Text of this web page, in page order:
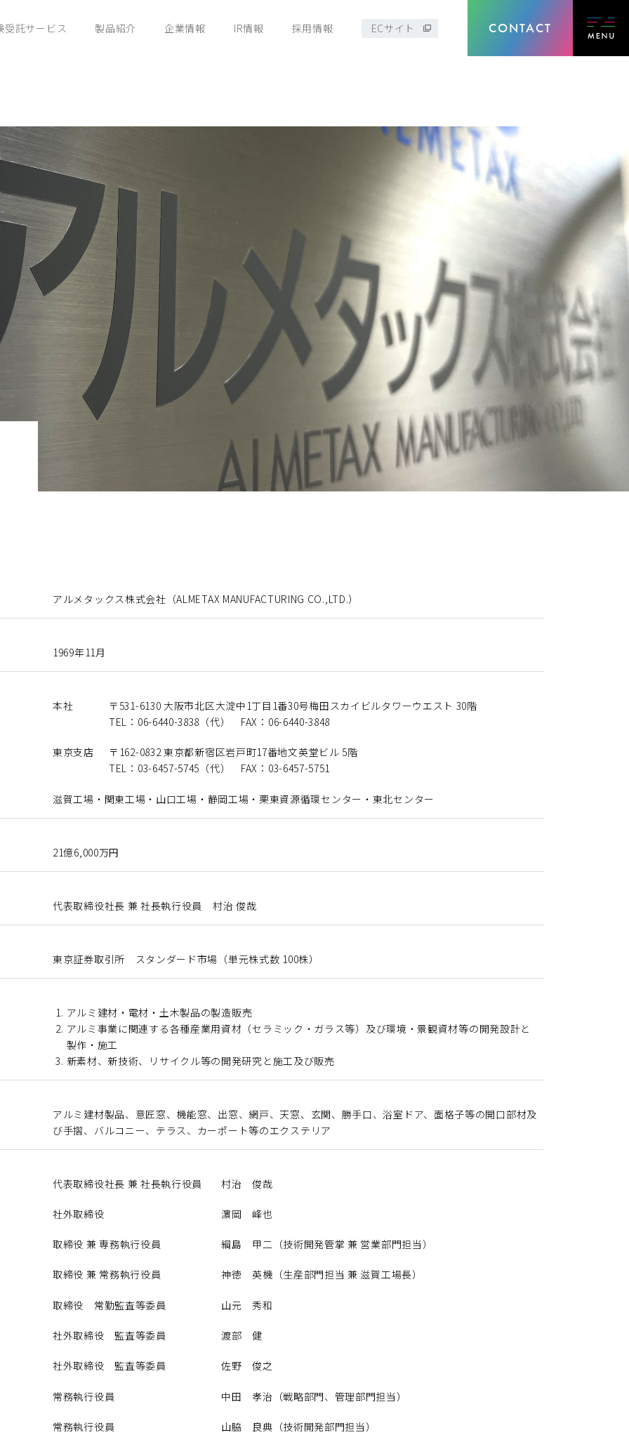
受託サービス 製品紹介 企業情報 IR情報 採用情報 ECサイト CONTACT
アルメタックス株式会社（ALMETAX MANUFACTURING CO.,LTD.）
1969年11月
本社 〒531-6130 大阪市北区大淀中1丁目1番30号梅田スカイビルタワーウエスト 30階
TEL：06-6440-3838（代） FAX：06-6440-3848
東京支店 〒162-0832東京都新宿区岩戸町17番地文英堂ビル 5階
TEL：03-6457-5745（代） FAX：03-6457-5751
滋賀工場・関東工場・山口工場・ 静岡工場・栗東資源循環センター・ 東北センター
21億6,000万円
代表取締役社長 兼 社長執行役員 村治 俊哉
東京証券取引所 スタンダード市場 （単元株式数 100株）
アルミ建材・電材・土木製品の製造販売
アルミ事業に関連する各種産業用資材（セラミック・ガラス等）及び環境・景観資材等の開発設計と
製作・施工
新素材、新技術、リサイクル等の開発研究と施工及び販売
アルミ建材製品、意匠窓、機能窓、出窓、網戸、天窓、玄関、勝手口、浴室ドア、面格子等の開口部材及
び手摺、バルコニー、テラス、カーポート等のエクステリア
代表取締役社長 兼 社長執行役員 村治 俊哉
社外取締役 濵岡 峰也
取締役 兼 専務執行役員 綱島 甲二（技術開発管掌 兼 営業部門担当）
取締役 兼 常務執行役員 神徳 英機（生産部門担当 兼 滋賀工場長）
取締役 常勤監査等委員 山元 秀和
社外取締役 監査等委員 渡部 健
社外取締役 監査等委員 佐野 俊之
常務執行役員 中田 孝治（戦略部門、管理部門担当）
常務執行役員 山脇 良典（技術開発部門担当）